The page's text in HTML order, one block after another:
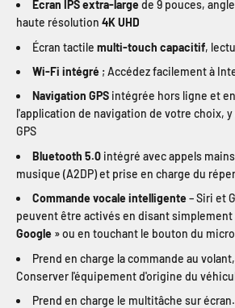
Écran IPS extra-large de 9 pouces,
haute résolution 4K UHD
Écran tactile multi-touch capacitif,
Wi-Fi intégré ; Accédez facilement à
Navigation GPS intégrée hors ligne et
l'application de navigation de votre choix,
GPS
Bluetooth 5.0 intégré avec appels
musique (A2DP) et prise en charge du
Commande vocale intelligente – Siri et
peuvent être activés en disant simplement
Google » ou en touchant le bouton du
Prend en charge la commande au volant,
Conserver l'équipement d'origine du
Prend en charge le multitâche sur